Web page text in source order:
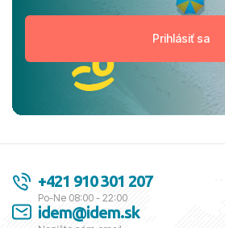
+421 910 301 207
Po-Ne 08:00 - 22:00
idem@idem.sk